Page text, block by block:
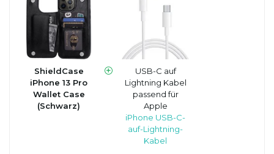
ShieldCase
iPhone 13 Pro
Wallet Case
(Schwarz)
USB-C auf
Lightning Kabel
passend für
Apple
iPhone USB-C-
auf-Lightning-
Kabel